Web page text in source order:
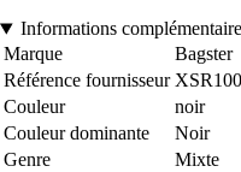
Informations
Marque
Bagster
Référence fournisseur XSR100
Couleur
noir
Couleur dominante
Noir
Genre
Mixte